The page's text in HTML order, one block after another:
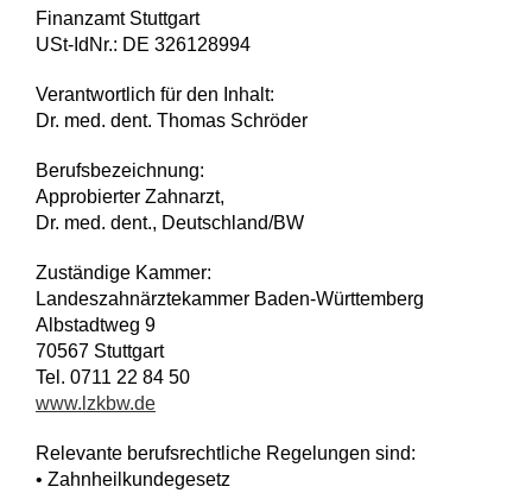
Finanzamt Stuttgart
USt-IdNr.: DE 326128994
Verantwortlich für den Inhalt:
Dr. med. dent. Thomas Schröder
Berufsbezeichnung:
Approbierter Zahnarzt,
Dr. med. dent., Deutschland/BW
Zuständige Kammer:
Landeszahnärztekammer Baden-Württemberg
Albstadtweg 9
70567 Stuttgart
Tel. 0711 22 84 50
www.lzkbw.de
Relevante berufsrechtliche Regelungen sind:
• Zahnheilkundegesetz